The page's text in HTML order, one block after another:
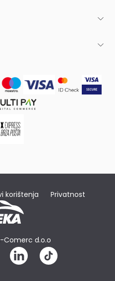
korištenja Privatnost
Comerc d.o.o